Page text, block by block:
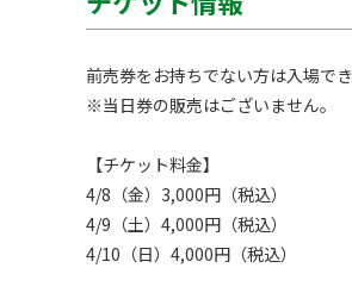
前売券をお持ちでない方は入場でき
※当日券の販売はございません。
【チケット料金】
4/8（金）3,000円（税込）
4/9（土）4,000円（税込）
4/10（日）4,000円（税込）